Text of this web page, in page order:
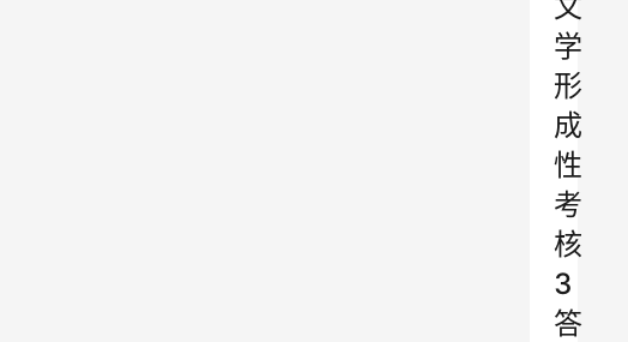
学
形
成
性
考
核
3
答